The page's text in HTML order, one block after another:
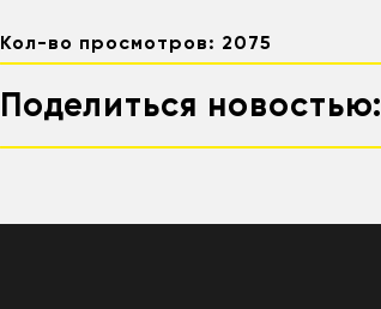
Кол-во просмотров: 2075
Поделиться новостью: